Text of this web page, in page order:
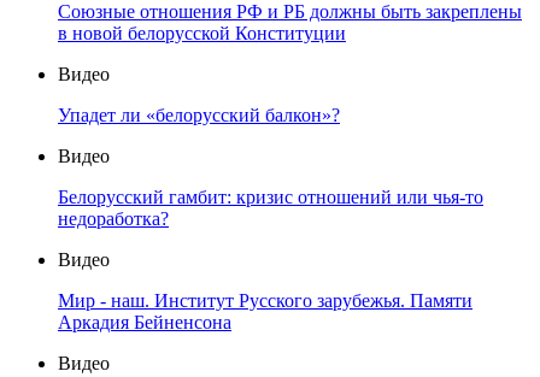
Союзные отношения РФ и РБ должны быть закреплены
в новой белорусской Конституции
Видео
Упадет ли «белорусский балкон»?
Видео
Белорусский гамбит: кризис отношений или чья-то
недоработка?
Видео
Мир - наш. Институт Русского зарубежья. Памяти
Аркадия Бейненсона
Видео